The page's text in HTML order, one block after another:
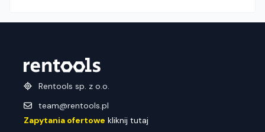
Rentools sp. z o.o.
team@rentools.pl
Zapytania ofertowe kliknij tutaj